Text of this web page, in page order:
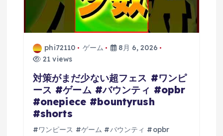
phi72110 ゲーム
8月 6, 2026
21 views
対策がまだ少ない超フェス #ワンピ
ース #ゲーム #バウンティ #opbr
#onepiece #bountyrush
#shorts
#ワンピース #ゲーム #バウンティ #opbr